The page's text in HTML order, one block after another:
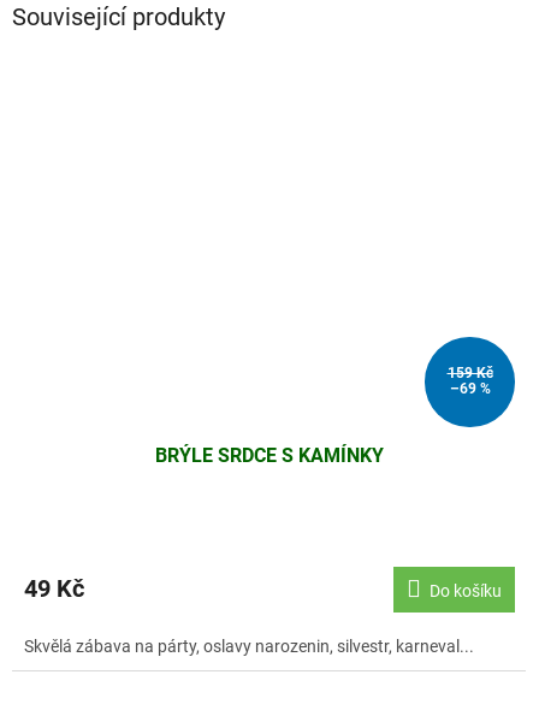
Související produkty
159 Kč
–69 %
BRÝLE SRDCE S KAMÍNKY
49 Kč Do košíku
Skvělá zábava na párty, oslavy narozenin, silvestr, karneval...